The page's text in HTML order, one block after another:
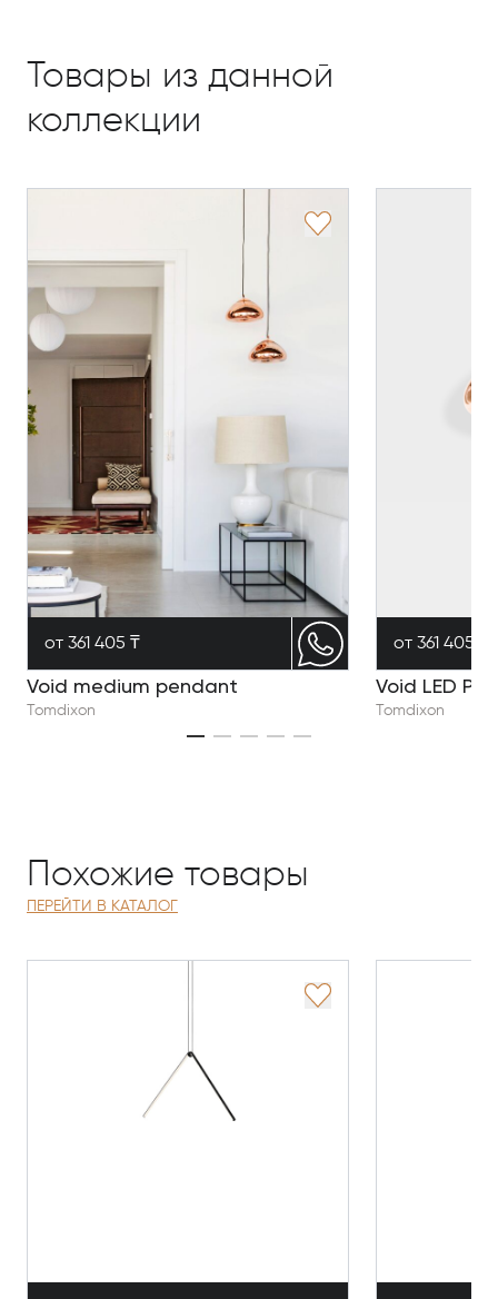
Товары из данной
коллекции
от 361 405 ₸
Void medium pendant
Tomdixon
от 361 405 ₸
Void LED
Tomdixon
Похожие товары
ПЕРЕЙТИ В КАТАЛОГ